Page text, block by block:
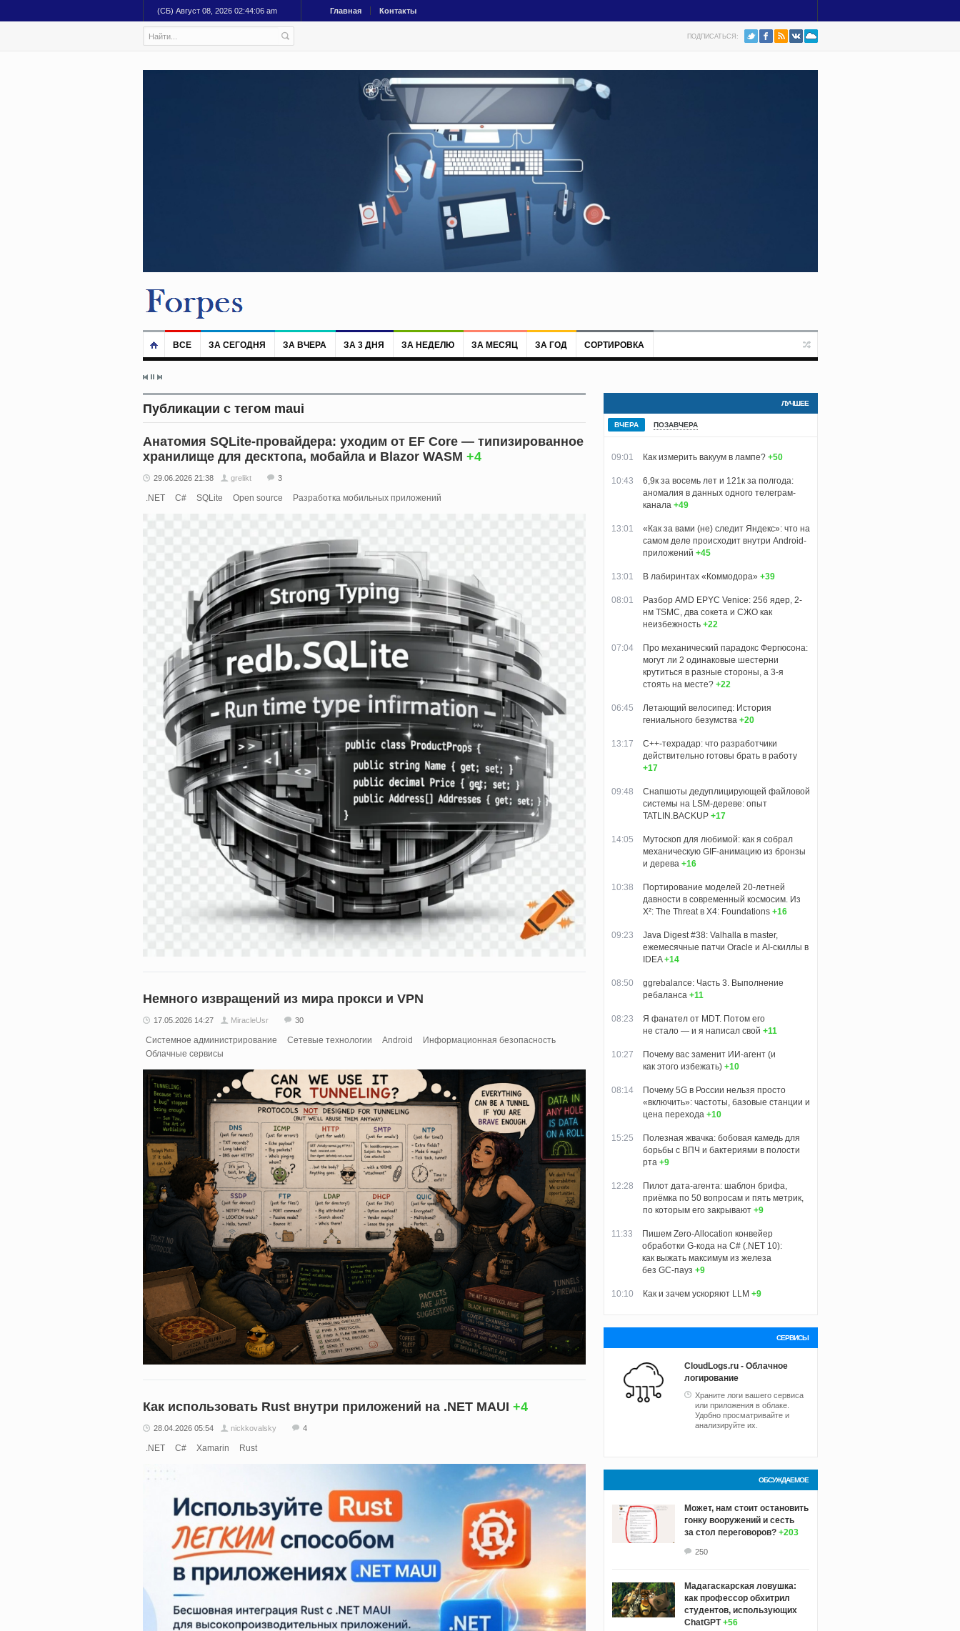
(СБ) Август 08, 2026 02:44:08 am Главная Контакты
ПОДПИСАТЬСЯ:
ВСЕ ЗА СЕГОДНЯ ЗА ВЧЕРА ЗА 3 ДНЯ ЗА НЕДЕЛЮ ЗА МЕСЯЦ ЗА ГОД СОРТИРОВКА
Публикации с тегом maui
Анатомия SQLite-провайдера: уходим от EF Core — типизированное
хранилище для десктопа, мобайла и Blazor WASM +4
29.06.2026 21:38 grelikt 3
.NET C# SQLite Open source Разработка мобильных приложений
Немного извращений из мира прокси и VPN
17.05.2026 14:27 MiracleUsr 30
Системное администрирование Сетевые технологии Android
Информационная безопасность
Облачные сервисы
Как использовать Rust внутри приложений на .NET MAUI +4
28.04.2026 05:54 nickkovalsky 4
.NET C# Xamarin Rust
ЛУЧШЕЕ
ВЧЕРА ПОЗАВЧЕРА
09:01 Как измерить вакуум в лампе? +50
10:43
6,9к за восемь лет и 121к за полгода:
аномалия в данных одного телеграм-
канала +49
13:01
«Как за вами (не) следит Яндекс»: что на
самом деле происходит внутри Android-
приложений +45
13:01 В лабиринтах «Коммодора» +39
08:01
Разбор AMD EPYC Venice: 256 ядер, 2-
нм TSMC, два сокета и СЖО как
неизбежность +22
07:04
Про механический парадокс Фергюсона:
могут ли 2 одинаковые шестерни
крутиться в разные стороны, а 3-я
стоять на месте? +22
06:45
Летающий велосипед: История
гениального безумства +20
13:17
C++-техрадар: что разработчики
действительно готовы брать в работу
+17
09:48
Снапшоты дедуплицирующей файловой
системы на LSM-дереве: опыт
TATLIN.BACKUP +17
14:05
Мутоскоп для любимой: как я собрал
механическую GIF-анимацию из бронзы
и дерева +16
10:38
Портирование моделей 20-летней
давности в современный космосим. Из
X²: The Threat в X4: Foundations +16
09:23
Java Digest #38: Valhalla в master,
ежемесячные патчи Oracle и AI-скиллы в
IDEA +14
08:50
ggrebalance: Часть 3. Выполнение
ребаланса +11
08:23
Я фанател от MDT. Потом его
не стало — и я написал свой +11
10:27
Почему вас заменит ИИ‑агент (и
как этого избежать) +10
08:14
Почему 5G в России нельзя просто
«включить»: частоты, базовые станции и
цена перехода +10
15:25
Полезная жвачка: бобовая камедь для
борьбы с ВПЧ и бактериями в полости
рта +9
12:28
Пилот дата-агента: шаблон брифа,
приёмка по 50 вопросам и пять метрик,
по которым его закрывают +9
11:33
Пишем Zero‑Allocation конвейер
обработки G‑кода на C# (.NET 10):
как выжать максимум из железа
без GC‑пауз +9
10:10 Как и зачем ускоряют LLM +9
СЕРВИСЫ
CloudLogs.ru - Облачное
логирование
Храните логи вашего сервиса
или приложения в облаке.
Удобно просматривайте и
анализируйте их.
ОБСУЖДАЕМОЕ
Может, нам стоит остановить
гонку вооружений и сесть
за стол переговоров? +203
250
Мадагаскарская ловушка:
как профессор обхитрил
студентов, использующих
ChatGPT +56